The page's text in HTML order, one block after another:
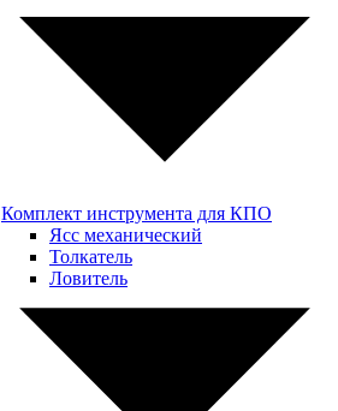
Комплект инструмента для КПО
Ясс механический
Толкатель
Ловитель